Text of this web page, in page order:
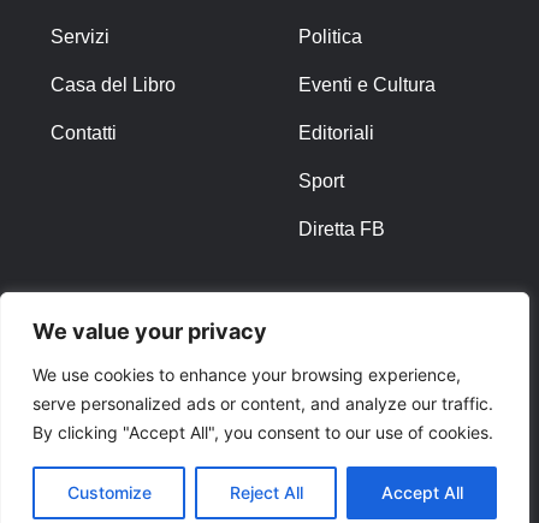
We value your privacy
We use cookies to enhance your browsing experience,
serve personalized ads or content, and analyze our traffic.
By clicking "Accept All", you consent to our use of cookies.
Customize Reject All Accept All
Servizi
Casa del Libro
Contatti
Politica
Eventi e Cultura
Editoriali
Sport
Diretta FB
Privacy Policy